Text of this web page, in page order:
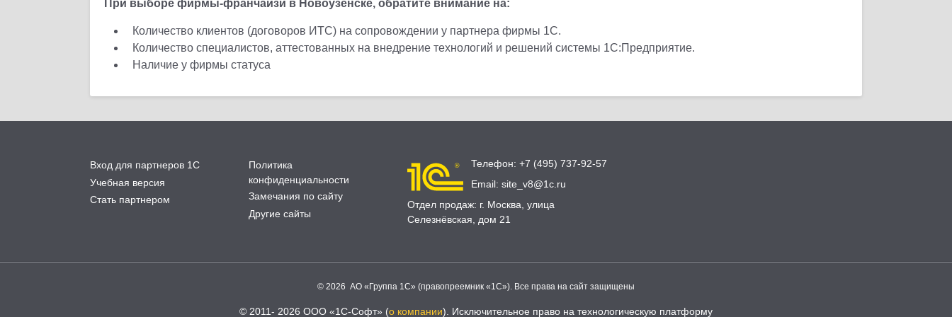
При выборе фирмы-франчайзи в Новоузенске, обратите внимание на:
Количество клиентов (договоров ИТС) на сопровождении у партнера фирмы 1С.
Количество специалистов, аттестованных на внедрение технологий и решений системы 1С:Предприятие.
Наличие у фирмы статуса
Вход для партнеров 1С
Учебная версия
Стать партнером
Политика
конфиденциальности
Замечания по сайту
Другие сайты
Телефон: +7 (495) 737-92-57
Email: site_v8@1c.ru
Отдел продаж: г. Москва, улица
Селезнёвская, дом 21
© 2026 АО «Группа 1С» (правопреемник «1С»). Все права на сайт защищены
© 2011- 2026 ООО «1С-Софт» (о компании). Исключительное право на технологическую платформу